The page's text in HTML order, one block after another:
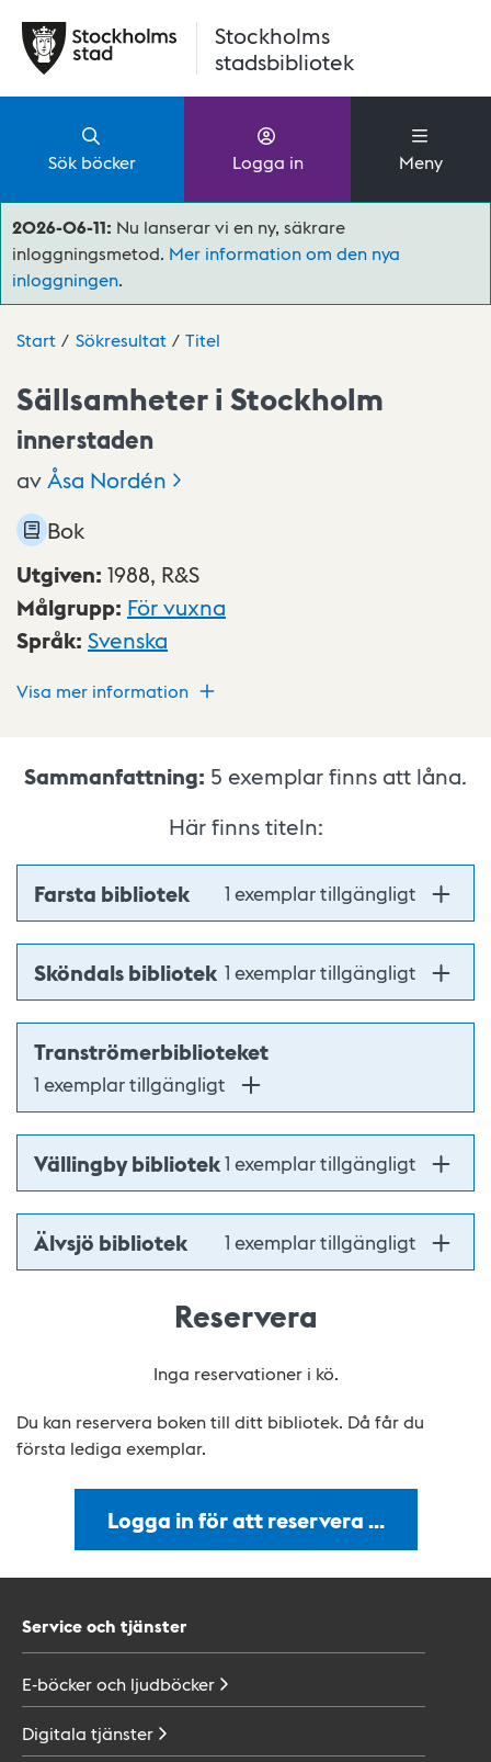
Stockholms
stadsbibliotek
Sök böcker Logga in Meny
2026-06-11: Nu lanserar vi en ny, säkrare
inloggningsmetod. Mer information om den nya
inloggningen.
Start Sökresultat Titel
Sällsamheter i Stockholm
innerstaden
avÅsa Nordén
Bok
Utgiven: 1988, R&S
Målgrupp: För vuxna
Språk: Svenska
Visa mer information
Sammanfattning: 5 exemplar finns att låna.
Här finns titeln:
Farsta bibliotek 1 exemplar tillgängligt
Sköndals bibliotek 1 exemplar tillgängligt
Tranströmerbiblioteket
1 exemplar tillgängligt
Vällingby bibliotek1 exemplar tillgängligt
Älvsjö bibliotek 1 exemplar tillgängligt
Reservera
Inga reservationer i kö.
Du kan reservera boken till ditt bibliotek. Då får du
första lediga exemplar.
Logga in för att reservera …
Service och tjänster
E-böcker och ljudböcker
Digitala tjänster